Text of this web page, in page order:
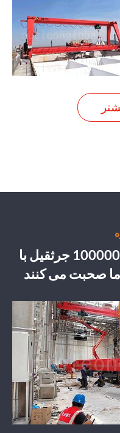
رکورد ثابت شده: بیش از 100000 جرثقیل با
ما صحبت می کنند